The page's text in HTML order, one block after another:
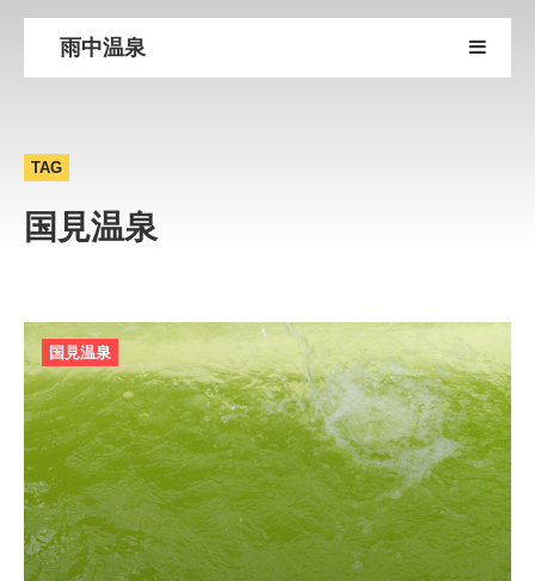
雨中温泉
TAG
国見温泉
国見温泉